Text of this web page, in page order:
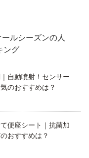
ルシーズンの人
ング
自動噴射！センサー
のおすすめは？
便座シート｜抗菌加
おすすめは？